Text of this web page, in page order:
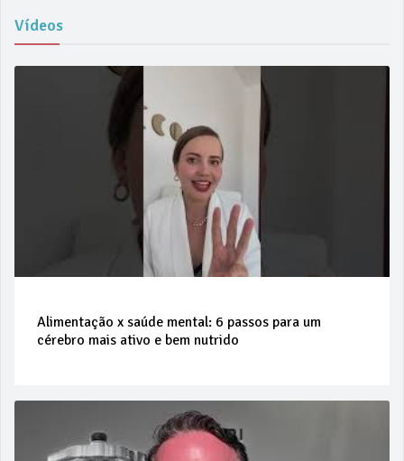
Vídeos
Alimentação x saúde mental: 6 passos para um
cérebro mais ativo e bem nutrido